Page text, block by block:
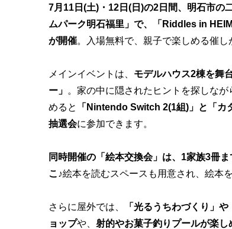
7月11日(土)・12日(日)の2日間、明石市の
ムパーク明石福里」で、「Riddles in
が開催。入場無料で、親子で楽しめる催し
メインイベントは、 モデルハウス2棟を舞
ー」 。家の中に隠されたヒントを探しな
めると
「Nintendo Switch 2(1組)」と「カ
抽選会に参加できます。
同時開催の「絵本交換会」は、1家族3冊
こ♪絵本を読むスペースも用意され、絵本
さらに屋外では、
「光るうちわづくり」
ョップや、 射的やお菓子釣りプールが楽し